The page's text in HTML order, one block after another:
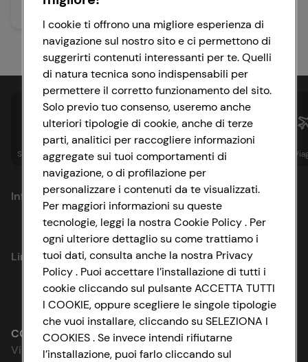
Spesa online Assicurazioni Sapori& Istituzionale
Informazioni
Privacy Policy
Cookie Policy
Impostazioni Cookie
Accessibilità
Link utili
Lavora con noi
Le cooperative
CONAD SOCIETÀ COOPERATIVA
Via Michelino, 59 | 40127 BOLOGNA
I cookie ti offrono una migliore esperienza di
navigazione sul nostro sito e ci permettono di
suggerirti contenuti interessanti per te. Quelli
di natura tecnica sono indispensabili per
permettere il corretto funzionamento del sito.
Solo previo tuo consenso, useremo anche
ulteriori tipologie di cookie, anche di terze
parti, analitici per raccogliere informazioni
aggregate sui tuoi comportamenti di
navigazione, o di profilazione per
personalizzare i contenuti da te visualizzati.
Per maggiori informazioni su queste
tecnologie, leggi la nostra Cookie Policy . Per
ogni ulteriore dettaglio su come trattiamo i
tuoi dati, consulta anche la nostra Privacy
Policy . Puoi accettare l’installazione di tutti i
cookie cliccando sul pulsante ACCETTA TUTTI
I COOKIE, oppure scegliere le singole tipologie
che vuoi installare, cliccando su SELEZIONA I
COOKIES . Se invece intendi rifiutarne
l’installazione, puoi farlo cliccando sul